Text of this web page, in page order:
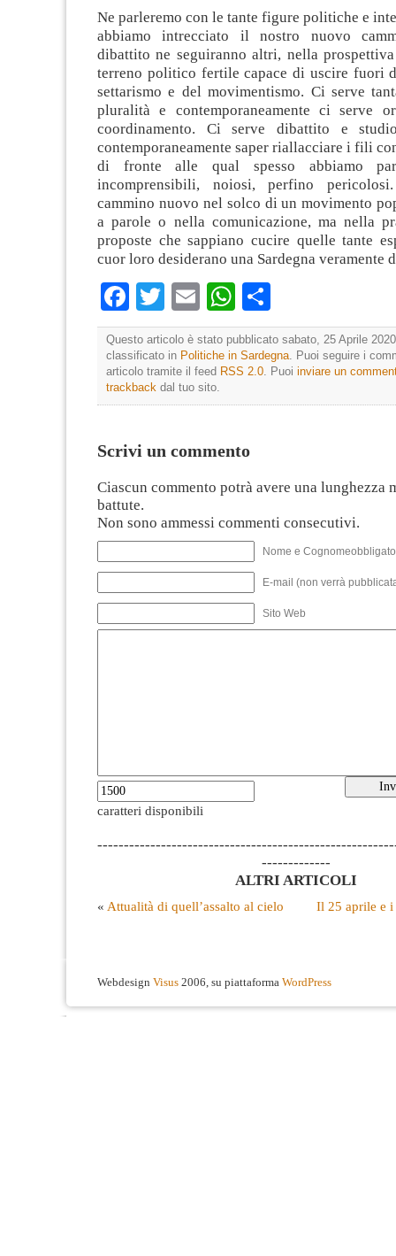
Ne parleremo con le tante figure politiche e
abbiamo intrecciato il nostro nuovo
dibattito ne seguiranno altri, nella
terreno politico fertile capace di uscire fuori
settarismo e del movimentismo. Ci serve
pluralità e contemporaneamente ci serve
coordinamento. Ci serve dibattito e
contemporaneamente saper riallacciare i fili
di fronte alle qual spesso abbiamo
incomprensibili, noiosi, perfino
cammino nuovo nel solco di un movimento
a parole o nella comunicazione, ma nella
proposte che sappiano cucire quelle tante
cuor loro desiderano una Sardegna veramente
Facebook
TwitterEmailWhatsApp
Questo articolo è stato pubblicato sabato, 25 Aprile
classificato in Politiche in Sardegna. Puoi seguire i
articolo tramite il feed RSS 2.0. Puoi inviare un
trackback dal tuo sito.
Scrivi un commento
Ciascun commento potrà avere una lunghezza
battute.
Non sono ammessi commenti consecutivi.
Nome e
E-mail (non verrà
Sito Web
caratteri disponibili
-------------
ALTRI ARTICOLI
« Attualità di quell’assalto al cielo Il 25 aprile e
Webdesign Visus 2006, su piattaforma WordPress